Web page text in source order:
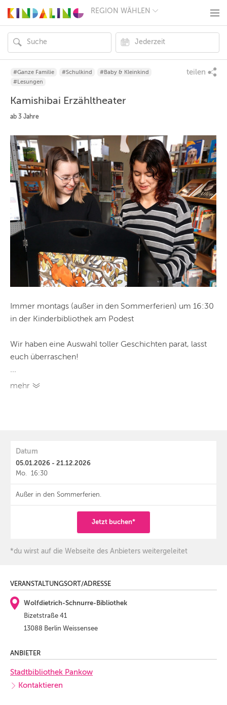
REGION WÄHLEN
MÜNCHEN
HAMBURG
FRANKFURT
KÖLN
DÜSSELDORF
HANNOVER
WIEN
ZÜRICH
ANDERE
REGIONEN
#Ganze Familie #Schulkind
#Baby & Kleinkind
#Lesungen
teilen
Kamishibai Erzähltheater
ab 3 Jahre
Immer montags (außer in den Sommerferien) um 16:30
in der Kinderbibliothek am Podest
Wir haben eine Auswahl toller Geschichten parat, lasst
euch überraschen!
...
mehr
Datum
05.01.2026 - 21.12.2026
Mo. 16:30
Außer in den Sommerferien.
Jetzt buchen*
*du wirst auf die Webseite des Anbieters weitergeleitet
VERANSTALTUNGSORT/ADRESSE
Wolfdietrich-Schnurre-Bibliothek
Bizetstraße 41
13088 Berlin Weissensee
ANBIETER
Stadtbibliothek Pankow
Kontaktieren